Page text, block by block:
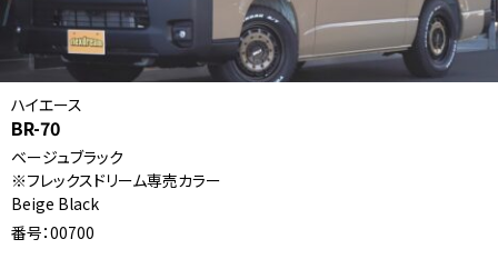
ハイエース
BR-70
ベージュブラック
※フレックスドリーム専売カラー
Beige Black
番号：00700